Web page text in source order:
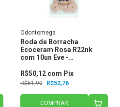
Odontomega
Roda de Borracha
Ecoceram Rosa R22nk
com 10un Eve -
R$61,90 R$52,76
R$50,12 com Pix
COMPRAR